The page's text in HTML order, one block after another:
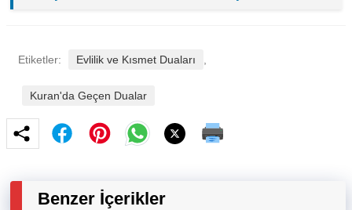
Etiketler: Evlilik ve Kısmet Duaları
Kuran'da Geçen Dualar
Benzer İçerikler